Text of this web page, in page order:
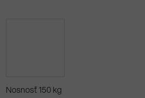
Nosnosť 150 kg